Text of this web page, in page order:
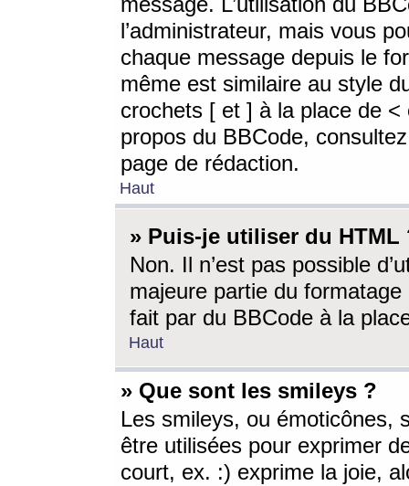
l’administrateur, mais vous
chaque message depuis le
même est similaire au style
crochets [ et ] à la place de <
propos du BBCode,
page de rédaction.
Haut
» Puis-je utiliser du HTML
Non. Il n’est pas possible
majeure partie du
fait par du BBCode à la
Haut
» Que sont les smileys ?
Les smileys, ou émoticônes,
être utilisées pour exprimer
court, ex. :) exprime la joie,